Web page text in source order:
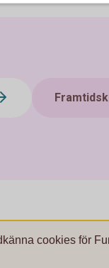
cookies för